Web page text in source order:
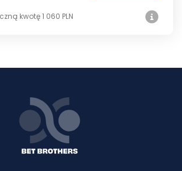
kwotę 1 060 PLN